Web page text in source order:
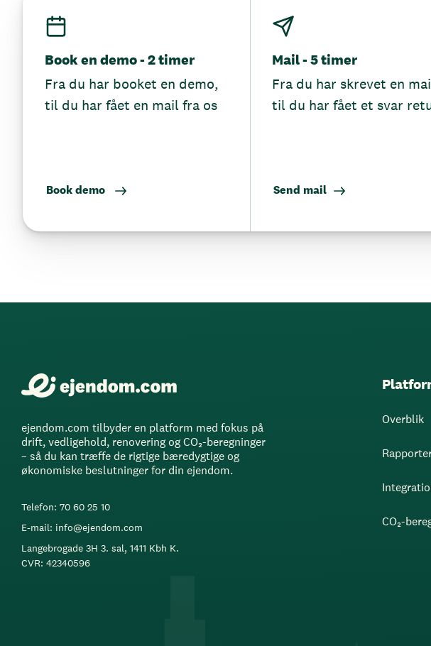
Book en demo - 2 timer
Fra du har booket en demo,
til du har fået en mail fra os
Book demo
Mail - 5 timer
Fra du har skrevet en
til du har fået et svar
Send mail
ejendom.com tilbyder en platform med fokus på
drift, vedligehold, renovering og CO₂-beregninger
– så du kan træffe de rigtige bæredygtige og
økonomiske beslutninger for din ejendom.
Telefon: 70 60 25 10
E-mail: info@ejendom.com
Langebrogade 3H 3. sal, 1411 Kbh K.
CVR: 42340596
Overblik
CO₂-